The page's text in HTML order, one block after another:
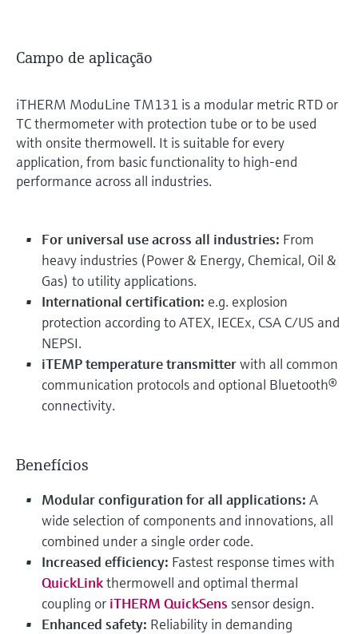
Campo de aplicação
iTHERM ModuLine TM131 is a modular metric RTD or
TC thermometer with protection tube or to be used
with onsite thermowell. It is suitable for every
application, from basic functionality to high-end
performance across all industries.
For universal use across all industries: From
heavy industries (Power & Energy, Chemical, Oil &
Gas) to utility applications.
International certification: e.g. explosion
protection according to ATEX, IECEx, CSA C/US and
NEPSI.
iTEMP temperature transmitterwith all common
communication protocols and optional Bluetooth®
connectivity.
Benefícios
Modular configuration for all applications: A
wide selection of components and innovations, all
combined under a single order code.
Increased efficiency: Fastest response times with
QuickLinkthermowell and optimal thermal
coupling or iTHERM QuickSens sensor design.
Enhanced safety: Reliability in demanding